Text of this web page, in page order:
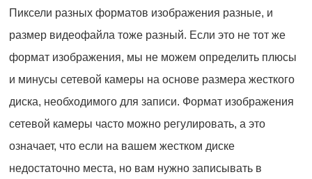
Пиксели разных форматов изображения разные, и
размер видеофайла тоже разный. Если это не тот же
формат изображения, мы не можем определить плюсы
и минусы сетевой камеры на основе размера жесткого
диска, необходимого для записи. Формат изображения
сетевой камеры часто можно регулировать, а это
означает, что если на вашем жестком диске
недостаточно места, но вам нужно записывать в